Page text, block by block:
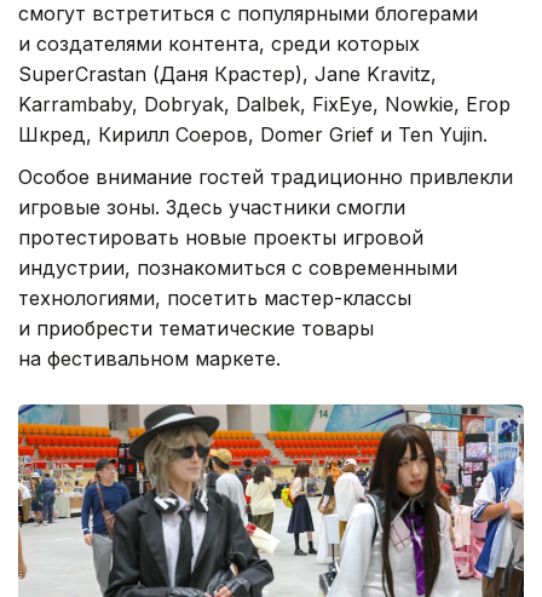
смогут встретиться с популярными блогерами
и создателями контента, среди которых
SuperCrastan (Даня Крастер), Jane Kravitz,
Karrambaby, Dobryak, Dalbek, FixEye, Nowkie, Егор
Шкред, Кирилл Соеров, Domer Grief и Ten Yujin.
Особое внимание гостей традиционно привлекли
игровые зоны. Здесь участники смогли
протестировать новые проекты игровой
индустрии, познакомиться с современными
технологиями, посетить мастер-классы
и приобрести тематические товары
на фестивальном маркете.